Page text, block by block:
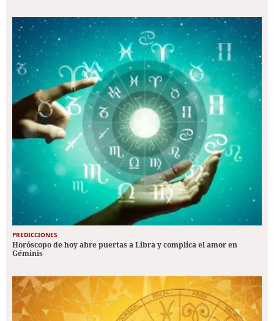
PREDICCIONES
Horóscopo de hoy abre puertas a Libra y complica el amor en
Géminis